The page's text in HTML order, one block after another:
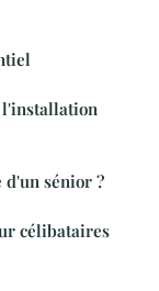
l'installation
d'un sénior ?
célibataires